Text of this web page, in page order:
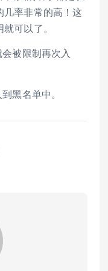
几率非常的高！这
可以了。
被限制再次入
黑名单中。